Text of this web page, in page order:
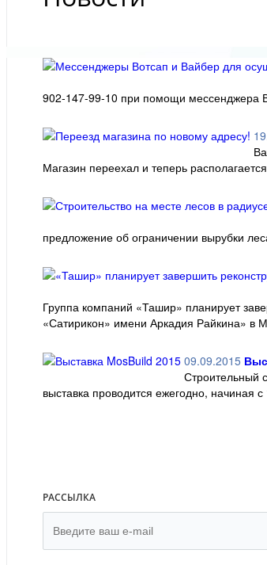
902-147-99-10 при помощи мессенджера
Магазин переехал и теперь
предложение об ограничении вырубки
Группа компаний «Ташир» планирует
«Сатирикон» имени Аркадия Райкина» в
09.09.2015
Строительный
выставка проводится ежегодно, начиная
РАССЫЛКА